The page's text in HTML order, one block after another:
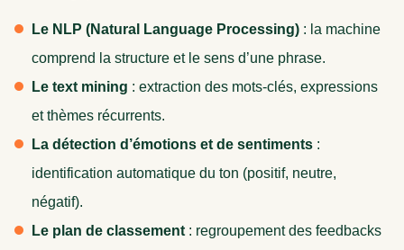
Le NLP (Natural Language Processing) : la machine
comprend la structure et le sens d’une phrase.
Le text mining : extraction des mots-clés, expressions
et thèmes récurrents.
La détection d’émotions et de sentiments :
identification automatique du ton (positif, neutre,
négatif).
Le plan de classement : regroupement des feedbacks